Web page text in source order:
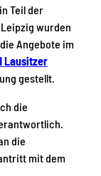
Teil der
wurden
Angebote im
Lausitzer
gestellt.
die
die
mit dem